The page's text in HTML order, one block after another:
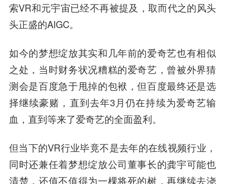
索VR和元宇宙已经不再被提及，取而代之的风头
头正盛的AIGC。
如今的梦想绽放其实和几年前的爱奇艺也有相似
之处，当时财务状况糟糕的爱奇艺，曾被外界猜
测会是百度急于甩掉的包袱，但百度最终还是选
择继续豪赌，直到去年3月仍在持续为爱奇艺输
血，直到等来了爱奇艺的全面盈利。
但当下的VR行业毕竟不是去年的在线视频行业，
同时还兼任着梦想绽放公司董事长的龚宇可能也
清楚，还值不值得为一棵将死的树，再继续去浇